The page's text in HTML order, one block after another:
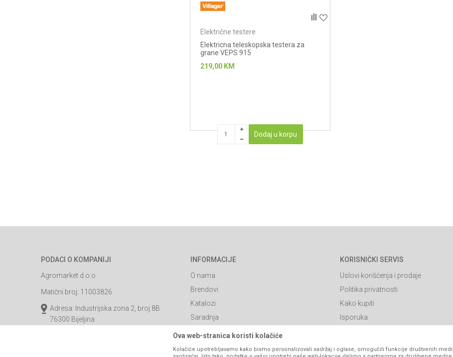
Električne testere
Elektricna teleskopska testera za
grane VEPS 915
219,00 KM
Dodaj u korpu
PODACI O KOMPANIJI
Agromarket d.o.o.
Matični broj: 11003826
Adresa: Industrijska zona 2, broj 8B
76300 Bijeljina
INFORMACIJE
O nama
Brendovi
Katalozi
Saradnja
Blog
Najčešća pitanja
KORISNIČKI SERVIS
Uslovi korišćenja i prodaje
Politika privatnosti
Kako kupiti
Isporuka
Pravo na odustajanje
Ova web-stranica koristi kolačiće
Kolačiće upotrebljavamo kako bismo personalizovali sadržaj i oglase, omogućili funkcije društvenih